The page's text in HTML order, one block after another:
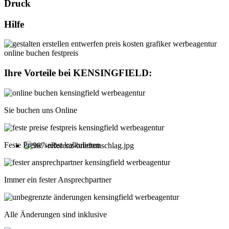
Druck
Hilfe
Ihre Vorteile bei KENSINGFIELD:
Sie buchen uns Online
Feste Preise selbst kalkulieren
Immer ein fester Ansprechpartner
Alle Änderungen sind inklusive